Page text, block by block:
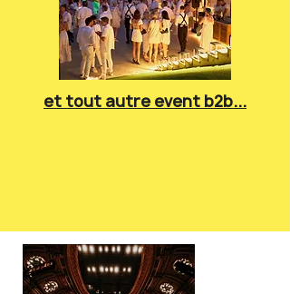
et tout autre event b2b...